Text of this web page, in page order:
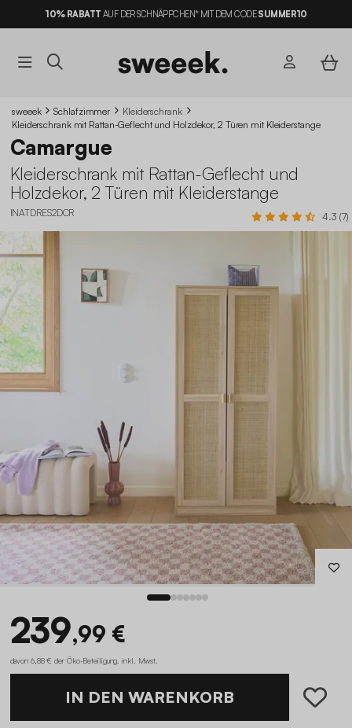
10% RABATT AUF DER SCHNÄPPCHEN* MIT DEM CODESUMMER10
KOSTENLOSE LIEFERUNG*
sweeek Schlafzimmer
Kleiderschrank
Kleiderschrank mit Rattan-Geflecht und Holzdekor, 2 Türen mit Kleiderstange
Camargue
Kleiderschrank mit Rattan-Geflecht und
Holzdekor, 2 Türen mit Kleiderstange
INATDRES2DCR 4.3 (7)
239,99 €
davon 6,88 € der Öko-Beteiligung inkl. Mwst.
IN DEN WARENKORB